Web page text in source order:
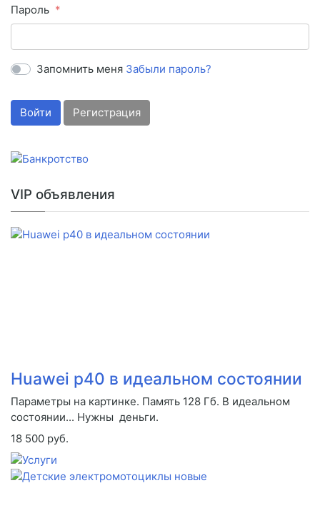
Пароль
Запомнить меня Забыли пароль?
Войти Регистрация
VIP объявления
Huawei p40 в идеальном состоянии
Параметры на картинке. Память 128 Гб. В идеальном
состоянии... Нужны деньги.
18 500 руб.